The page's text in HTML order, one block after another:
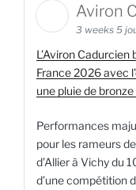
Aviron
3 weeks 5
L’Aviron
France 2026 avec
une pluie de bronze
Performances
pour les rameurs
d’Allier à Vichy du
d’une compétition